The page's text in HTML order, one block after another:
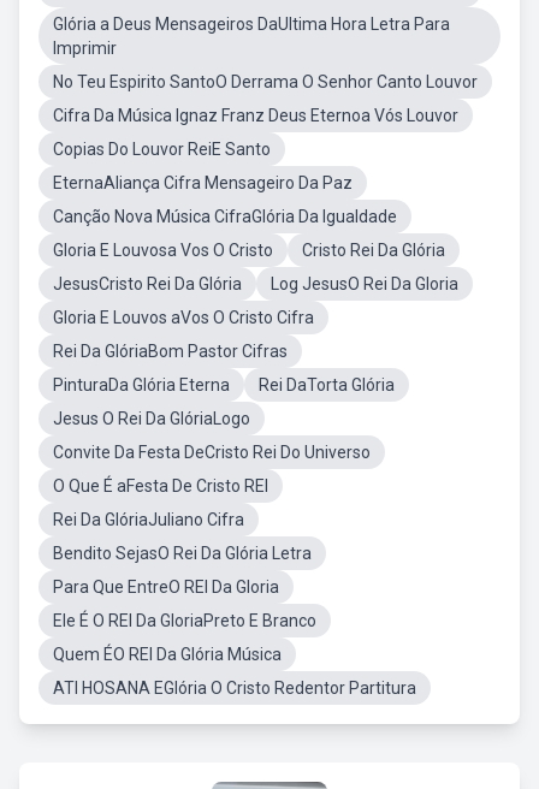
Glória a Deus Mensageiros DaUltima Hora Letra Para
Imprimir
No Teu Espirito SantoO Derrama O Senhor Canto Louvor
Cifra Da Música Ignaz Franz Deus Eternoa Vós Louvor
Copias Do Louvor ReiE Santo
EternaAliança Cifra Mensageiro Da Paz
Canção Nova Música CifraGlória Da Igualdade
Gloria E Louvosa Vos O Cristo
Cristo Rei Da Glória
JesusCristo Rei Da Glória
Log JesusO Rei Da Gloria
Gloria E Louvos aVos O Cristo Cifra
Rei Da GlóriaBom Pastor Cifras
PinturaDa Glória Eterna
Rei DaTorta Glória
Jesus O Rei Da GlóriaLogo
Convite Da Festa DeCristo Rei Do Universo
O Que É aFesta De Cristo REI
Rei Da GlóriaJuliano Cifra
Bendito SejasO Rei Da Glória Letra
Para Que EntreO REI Da Gloria
Ele É O REI Da GloriaPreto E Branco
Quem ÉO REI Da Glória Música
ATI HOSANA EGlória O Cristo Redentor Partitura